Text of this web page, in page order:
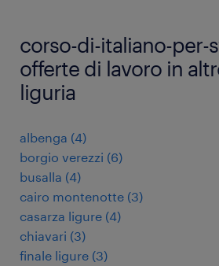
corso-di-italiano-per-
offerte di lavoro in
liguria
albenga (4)
borgio verezzi (6)
busalla (4)
cairo montenotte (3)
casarza ligure (4)
chiavari (3)
finale ligure (3)